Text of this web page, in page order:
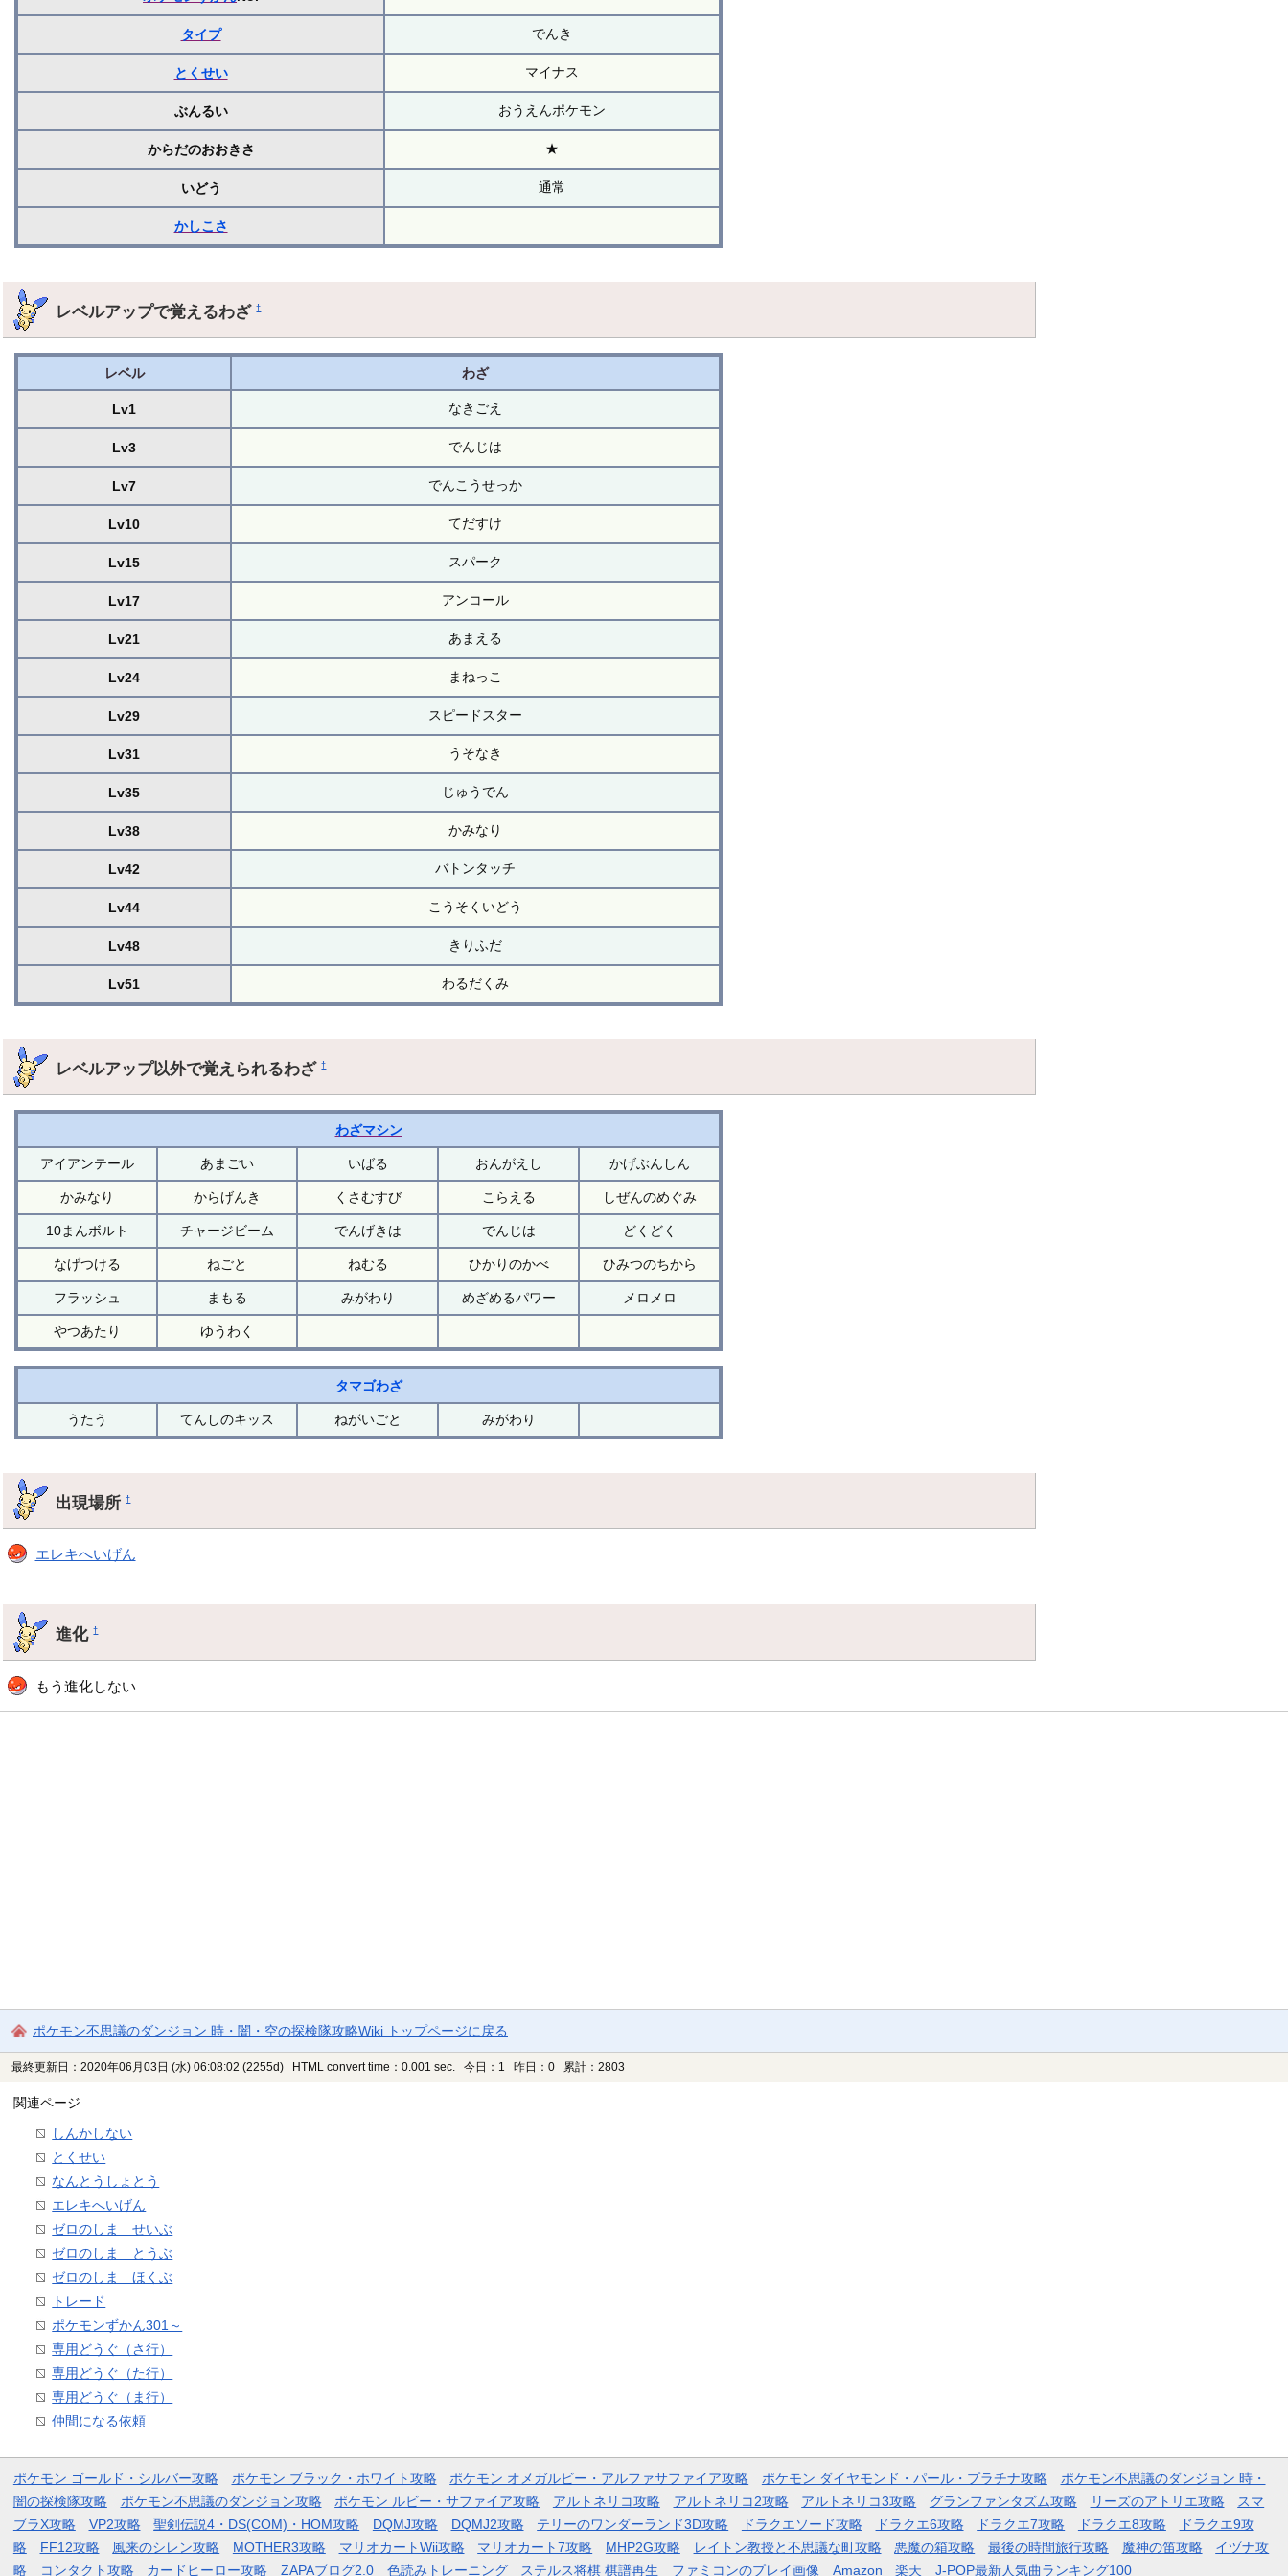
タイプ でんき
とくせい マイナス
ぶんるい おうえんポケモン
からだのおおきさ ★
いどう 通常
かしこさ
レベルアップで覚えるわざ†
レベル わざ
Lv1 なきごえ
Lv3 でんじは
Lv7 でんこうせっか
Lv10 てだすけ
Lv15 スパーク
Lv17 アンコール
Lv21 あまえる
Lv24 まねっこ
Lv29 スピードスター
Lv31 うそなき
Lv35 じゅうでん
Lv38 かみなり
Lv42 バトンタッチ
Lv44 こうそくいどう
Lv48 きりふだ
Lv51 わるだくみ
レベルアップ以外で覚えられるわざ†
わざマシン
アイアンテール あまごい いばる おんがえし かげぶんしん
かみなり からげんき くさむすび こらえる しぜんのめぐみ
10まんボルト チャージビーム でんげきは でんじは どくどく
なげつける ねごと ねむる ひかりのかべ ひみつのちから
フラッシュ まもる みがわり めざめるパワー メロメロ
やつあたり ゆうわく
タマゴわざ
うたう てんしのキッス ねがいごと みがわり
出現場所†
エレキへいげん
進化†
もう進化しない
ポケモン不思議のダンジョン 時・闇・空の探検隊攻略Wiki トップページに戻る
最終更新日：2020年06月03日 (水) 06:08:02 (2255d) HTML convert time：0.001 sec. 今日：1 昨日：0 累計：2803
関連ページ
しんかしない
とくせい
なんとうしょとう
エレキへいげん
ゼロのしま せいぶ
ゼロのしま とうぶ
ゼロのしま ほくぶ
トレード
ポケモンずかん301～
専用どうぐ（さ行）
専用どうぐ（た行）
専用どうぐ（ま行）
仲間になる依頼
ポケモン ゴールド・シルバー攻略 ポケモン ブラック・ホワイト攻略 ポケモン オメガルビー・アルファサファイア攻略 ポケモン ダイヤモンド・パール・プラチナ攻略
ポケモン不思議のダンジョン 時・
闇の探検隊攻略
ポケモン不思議のダンジョン攻略 ポケモン ルビー・サファイア攻略 アルトネリコ攻略 アルトネリコ2攻略 アルトネリコ3攻略 グランファンタズム攻略 リーズのアトリエ攻略
スマ
ブラX攻略
VP2攻略 聖剣伝説4・DS(COM)・HOM攻略 DQMJ攻略 DQMJ2攻略 テリーのワンダーランド3D攻略 ドラクエソード攻略 ドラクエ6攻略 ドラクエ7攻略 ドラクエ8攻略
ドラクエ9攻
略
FF12攻略 風来のシレン攻略 MOTHER3攻略 マリオカートWii攻略 マリオカート7攻略 MHP2G攻略 レイトン教授と不思議な町攻略 悪魔の箱攻略 最後の時間旅行攻略 魔神の笛攻略
イヅナ攻
略
コンタクト攻略 カードヒーロー攻略 ZAPAブログ2.0 色読みトレーニング ステルス将棋 棋譜再生 ファミコンのプレイ画像 Amazon 楽天 J-POP最新人気曲ランキング100